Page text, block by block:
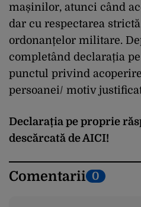
mașinilor, atunci când
dar cu respectarea
ordonanțelor militare.
completând declarația
punctul privind
persoanei/ motiv
Declarația pe proprie
descărcată deAICI!
Comentarii 0